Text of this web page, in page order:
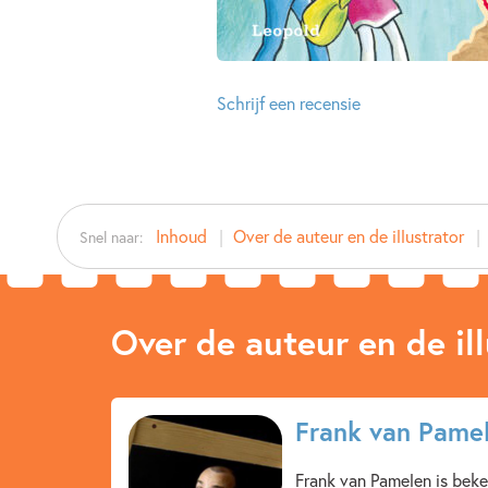
Schrijf een recensie
Snel naar: Inhoud Over de auteur en de illustrator
Over de auteur en de
Frank van
Frank van Pamelen is